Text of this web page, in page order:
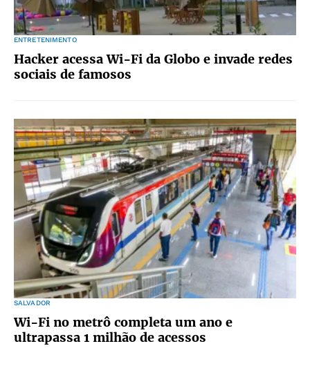
ENTRETENIMENTO
Hacker acessa Wi-Fi da Globo e invade redes
sociais de famosos
SALVADOR
Wi-Fi no metrô completa um ano e
ultrapassa 1 milhão de acessos